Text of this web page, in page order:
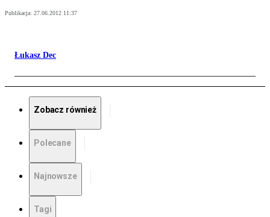
Publikacja: 27.06.2012 11:37
Łukasz Dec
Zobacz również
Polecane
Najnowsze
Tagi